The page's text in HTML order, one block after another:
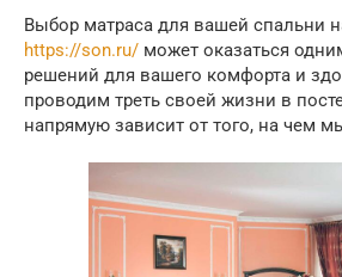
Выбор матраса для вашей спальни
https://son.ru/ может оказаться
решений для вашего комфорта и
проводим треть своей жизни в
напрямую зависит от того, на чем